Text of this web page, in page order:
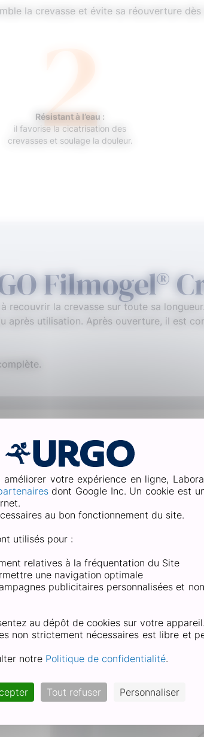
la crevasse et évite sa réouverture
2
Résistant à l’eau :
il favorise la cicatrisation des
crevasses et soulage la douleur.
Filmogel®
recouvrir la crevasse sur toute sa
après utilisation. Après ouverture, il est
ce qu’une crevasse ?
dues à une sécheresse trop
des pieds, ces plaies sont souvent
crevasses sont principalement
et
votre expérience en ligne,
dont Google Inc. Un cookie est
au bon fonctionnement du site.
utilisés pour :
relatives à la fréquentation du Site
une navigation optimale
publicitaires personnalisées et
au dépôt de cookies sur votre appareil.
non strictement nécessaires est libre et
notre Politique de confidentialité.
Tout refuser Personnaliser